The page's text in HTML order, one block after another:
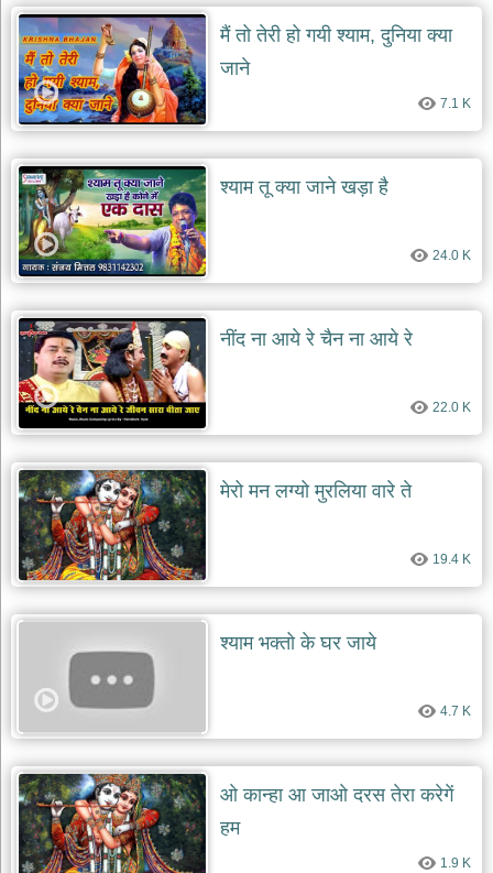
देश
भक्ति
भजन
patriotic
bhajans
खाटू
श्याम
भजन
khatu
shaym
bhajans
रानी
सती
दादी
भजन
rani
sati
dadi
bhajans
बावा
लाल
दयाल
भजन
bawa
lal
dayal
bhajans
shani
dev
आज
का
भजन
bhajan
of
the
day
मैं तो तेरी हो गयी श्याम, दुनिया क्या
जाने
7.1 K
श्याम तू क्या जाने खड़ा है
24.0 K
नींद ना आये रे चैन ना आये रे
22.0 K
मेरो मन लग्यो मुरलिया वारे ते
19.4 K
श्याम भक्तो के घर जाये
4.7 K
ओ कान्हा आ जाओ दरस तेरा करेगें
हम
1.9 K